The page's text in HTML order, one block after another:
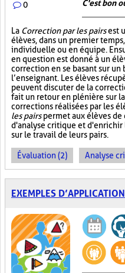
0 C'est bon
La Correction par les pairsest
élèves, dans un premier
individuelle ou en équipe.
en question est donné à un
correction en se basant sur
l’enseignant. Les élèves
peuvent discuter de la
fait un retour en plénière sur
corrections réalisées par les
les pairspermet aux élèves
d'analyse critique et d'enrichir
sur le travail de leurs pairs.
Évaluation (2) Analyse
EXEMPLES D’APPLICATION